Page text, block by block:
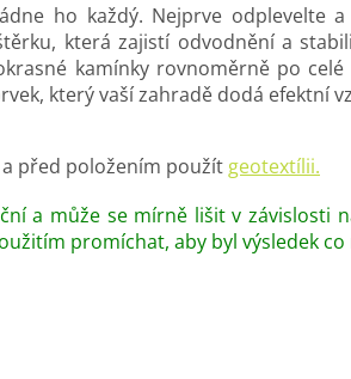
ho každý. Nejprve odplevelte
která zajistí odvodnění a
kamínky rovnoměrně po
který vaší zahradě dodá efektní
a před položením použít geotextílii.
a může se mírně lišit v závislosti
promíchat, aby byl výsledek